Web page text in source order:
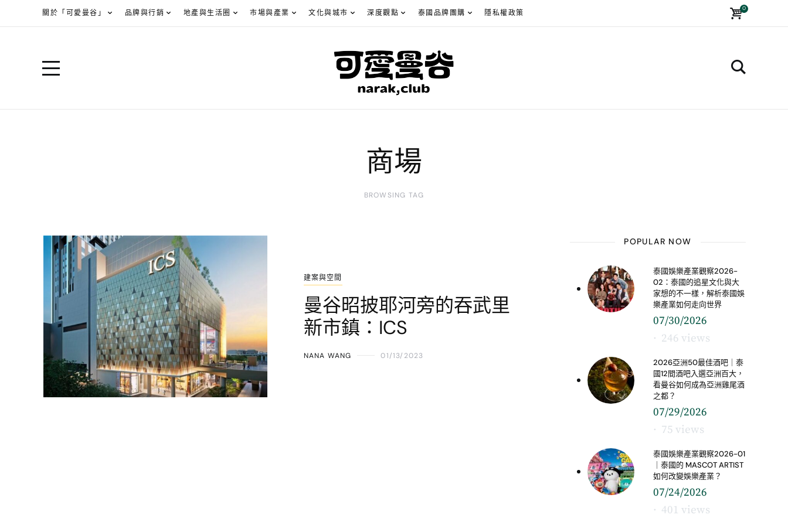
關於「可愛曼谷」 品牌與行銷 地產與生活圈 市場與產業 文化與城市 深度觀點 泰國品牌團購 隱私權政策 0
商場
BROWSING TAG
建案與空間
曼谷昭披耶河旁的吞武里
新市鎮：ICS
NANA WANG 01/13/2023
POPULAR NOW
泰國娛樂產業觀察2026-
02：泰國的追星文化與大
家想的不一樣，解析泰國娛
樂產業如何走向世界
07/30/2026
246 views
2026亞洲50最佳酒吧｜泰
國12間酒吧入選亞洲百大，
看曼谷如何成為亞洲雞尾酒
之都？
07/29/2026
75 views
泰國娛樂產業觀察2026-01
｜泰國的 MASCOT ARTIST
如何改變娛樂產業？
07/24/2026
401 views